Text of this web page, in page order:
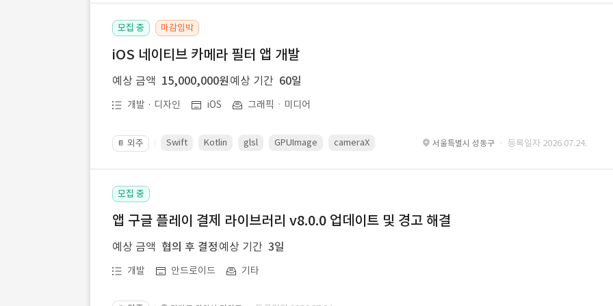
모집 중 마감임박
iOS 네이티브 카메라 필터 앱 개발
예상 금액 15,000,000원 예상 기간 60일
개발 · 디자인 iOS 그래픽ㆍ미디어
📔 외주 Swift Kotlin glsl GPUImage cameraX avfoundation Metal Core Image OpenGL ES
서울특별시 성동구 · 등록일자 2026.07.24.
모집 중
앱 구글 플레이 결제 라이브러리 v8.0.0 업데이트 및 경고 해결
예상 금액 협의 후 결정 예상 기간 3일
개발 안드로이드 기타